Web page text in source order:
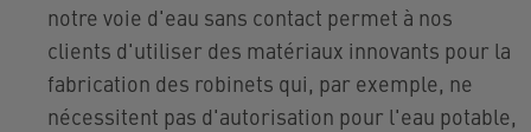
notre voie d'eau sans contact permet à nos
clients d'utiliser des matériaux innovants pour la
fabrication des robinets qui, par exemple, ne
nécessitent pas d'autorisation pour l'eau potable,